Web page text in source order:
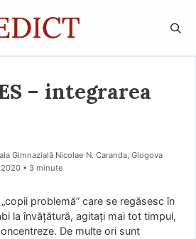
– integrarea
Gimnazială Nicolae N. Caranda, Glogova
• 3 minute
problemă” care se regăsesc în
la învățătură, agitați mai tot timpul,
De multe ori sunt